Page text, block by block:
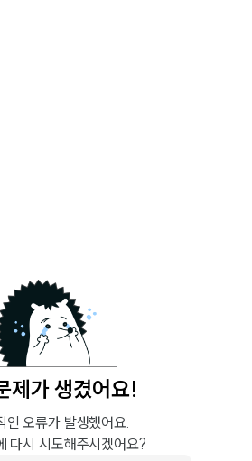
제가 생겼어요!
인 오류가 발생했어요.
다시 시도해주시겠어요?